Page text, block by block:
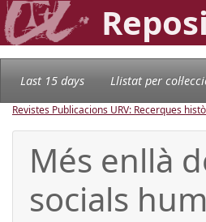
Last 15 days Llistat per
Revistes Publicacions URV: Recerques
Més enllà
socials